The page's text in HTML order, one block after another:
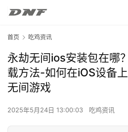
首页 吃鸡资讯
永劫无间ios安装包在哪
载方法-如何在iOS设备
无间游戏
2025年5月24日 13:00:03 吃鸡资讯